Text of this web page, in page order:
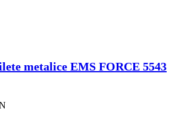
metalice EMS FORCE 5543